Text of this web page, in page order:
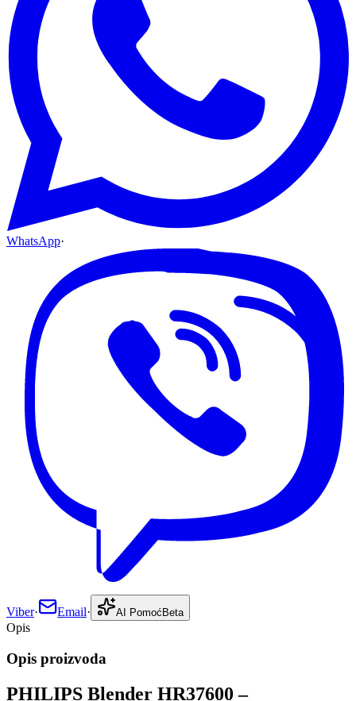
WhatsApp·
Viber· Email· AI Pomoć Beta
Opis
Opis proizvoda
PHILIPS Blender HR37600 –